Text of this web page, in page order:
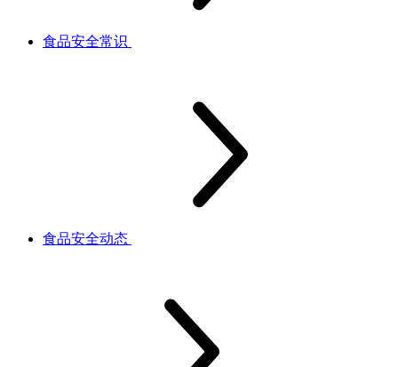
食品安全常识
食品安全动态